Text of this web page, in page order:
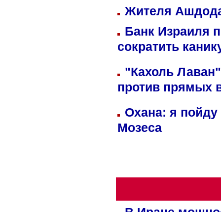
Жителя
Банк Израиля
сократить
"Кахоль
против прямых
Охана: я пойду
Мозеса